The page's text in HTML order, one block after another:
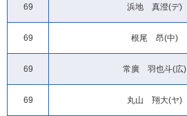
69 浜地 真澄(デ)
69 根尾 昂(中)
69 常廣 羽也斗(広)
69 丸山 翔大(ヤ)